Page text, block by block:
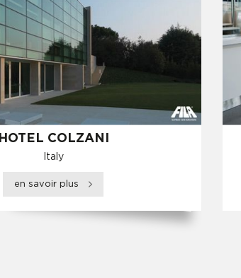
HOTEL COLZANI
Italy
en savoir plus